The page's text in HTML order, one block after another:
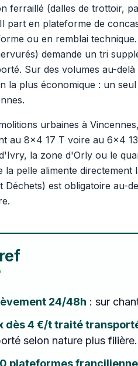
ferraillé (dalles de trottoir,
part en plateforme de
ou en remblai
demande un tri
Sur des volumes au-
la plus économique : un
urbaines à
au 8x4 17 T voire au 6x4
la zone d'Orly ou le
la pelle alimente
Déchets) est obligatoire au-
24/48h : sur
dès 4 €/t traité
selon nature plus filière.
plateformes